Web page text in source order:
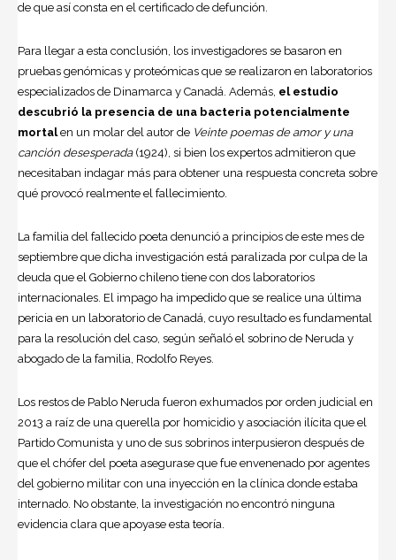
de que así consta en el certificado de defunción.
Para llegar a esta conclusión, los investigadores se basaron en
pruebas genómicas y proteómicas que se realizaron en laboratorios
especializados de Dinamarca y Canadá. Además, el estudio
descubrió la presencia de una bacteria potencialmente
mortalen un molar del autor de Veinte poemas deamory una
canción desesperada (1924), si bien los expertos admitieron que
necesitaban indagar más para obtener una respuesta concreta sobre
qué provocó realmente el fallecimiento.
La familia del fallecido poeta denunció a principios de este mes de
septiembre que dicha investigación está paralizada por culpa de la
deuda que el Gobierno chileno tiene con dos laboratorios
internacionales. El impago ha impedido que se realice una última
pericia en un laboratorio de Canadá, cuyo resultado es fundamental
para la resolución del caso, según señaló el sobrino de Neruda y
abogado de la familia, Rodolfo Reyes.
Los restos de Pablo Neruda fueron exhumados por orden judicial en
2013 a raíz de una querella por homicidio y asociación ilícita que el
Partido Comunista y uno de sus sobrinos interpusieron después de
que el chófer del poeta asegurase que fue envenenado por agentes
del gobierno militar con una inyección en la clínica donde estaba
internado. No obstante, la investigación no encontró ninguna
evidencia clara que apoyase esta teoría.